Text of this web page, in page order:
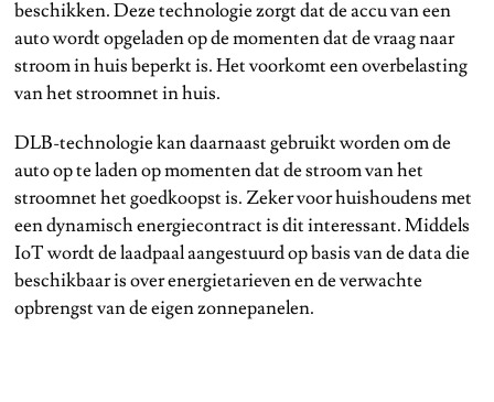
beschikken. Deze technologie zorgt dat de accu van een
auto wordt opgeladen op de momenten dat de vraag naar
stroom in huis beperkt is. Het voorkomt een overbelasting
van het stroomnet in huis.
DLB-technologie kan daarnaast gebruikt worden om de
auto op te laden op momenten dat de stroom van het
stroomnet het goedkoopst is. Zeker voor huishoudens met
een dynamisch energiecontract is dit interessant. Middels
IoT wordt de laadpaal aangestuurd op basis van de data die
beschikbaar is over energietarieven en de verwachte
opbrengst van de eigen zonnepanelen.